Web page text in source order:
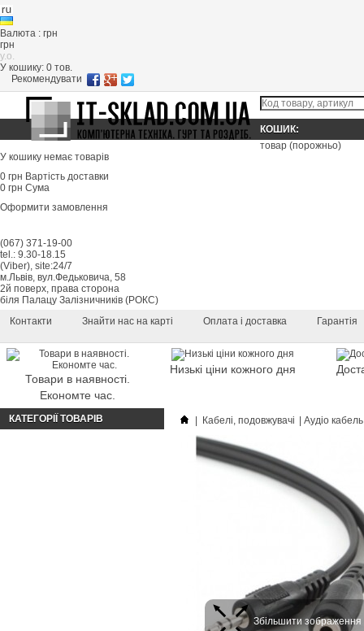
Валюта : грн
грн
y.o.
У кошику: 0 тов.
Рекомендувати
КОШИК:
товар (порожньо)
У кошику немає товарів
0 грн Вартість доставки
0 грн Сума
Оформити замовлення
(067) 371-19-00
tel.: 9.30-18.15
(Viber), site:24/7
м.Львів, вул.Федьковича, 58
2й поверх, права сторона
біля Палацу Залізничників (РОКС)
Контакти
Знайти нас на карті Оплата і доставка Гарантія
Товари в наявності.
Економте час.
Низькі ціни кожного дня
КАТЕГОРІЇ ТОВАРІВ Кабелі, подовжувачі Аудіо кабель
Збільшити зображення